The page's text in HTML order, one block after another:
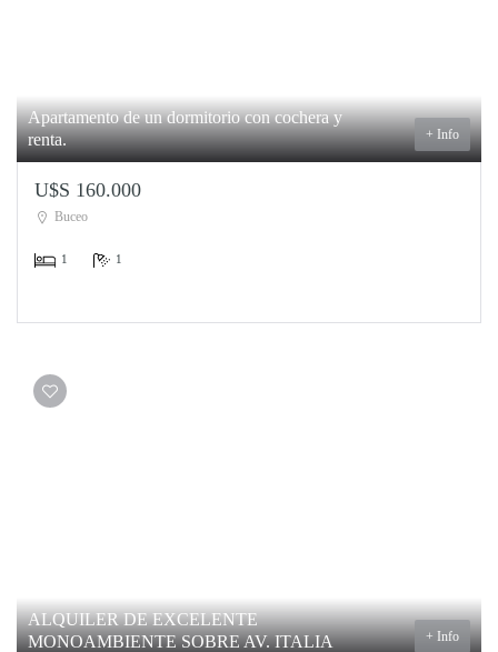
Apartamento de un dormitorio con cochera y
renta.
+ Info
U$S 160.000
Buceo
1 1
ALQUILER DE EXCELENTE
MONOAMBIENTE SOBRE AV. ITALIA
+ Info